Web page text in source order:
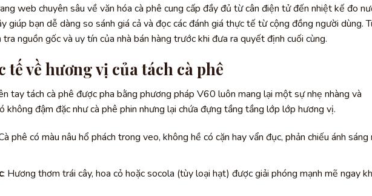
web chuyên sâu về văn hóa cà phê cung cấp đầy đủ từ cân điện tử đến nhiệt kế đo
giúp bạn dễ dàng so sánh giá cả và đọc các đánh giá thực tế từ cộng đồng người dùng.
tra nguồn gốc và uy tín của nhà bán hàng trước khi đưa ra quyết định cuối cùng.
tế về hương vị của tách cà phê
tay tách cà phê được pha bằng phương pháp V60 luôn mang lại một sự nhẹ nhàng và
không đậm đặc như cà phê phin nhưng lại chứa đựng tầng tầng lớp lớp hương vị.
phê có màu nâu hổ phách trong veo, không hề có cặn hay vẩn đục, phản chiếu ánh sáng
: Hương thơm trái cây, hoa cỏ hoặc socola (tùy loại hạt) được giải phóng mạnh mẽ ngay